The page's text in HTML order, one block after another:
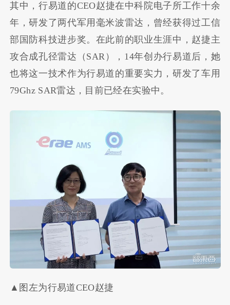
其中，行易道的CEO赵捷在中科院电子所工作十余
年，研发了两代军用毫米波雷达，曾经获得过工信
部国防科技进步奖。在此前的职业生涯中，赵捷主
攻合成孔径雷达（SAR），14年创办行易道后，她
也将这一技术作为行易道的重要实力，研发了车用
79Ghz SAR雷达，目前已经在实验中。
▲图左为行易道CEO赵捷